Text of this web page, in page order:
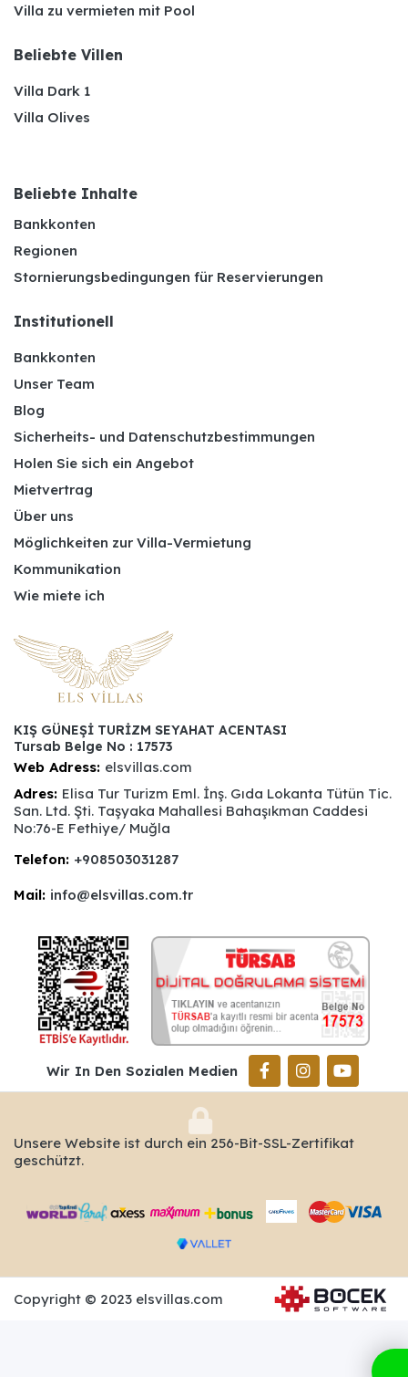
Villa zu vermieten mit Pool
Beliebte Villen
Villa Dark 1
Villa Olives
Beliebte Inhalte
Bankkonten
Regionen
Stornierungsbedingungen für Reservierungen
Institutionell
Bankkonten
Unser Team
Blog
Sicherheits- und Datenschutzbestimmungen
Holen Sie sich ein Angebot
Mietvertrag
Über uns
Möglichkeiten zur Villa-Vermietung
Kommunikation
Wie miete ich
KIŞ GÜNEŞİ TURİZM SEYAHAT ACENTASI
Tursab Belge No : 17573
Web Adress: elsvillas.com
Adres: Elisa Tur Turizm Eml. İnş. Gıda Lokanta Tütün Tic.
San. Ltd. Şti. Taşyaka Mahallesi Bahaşıkman Caddesi
No:76-E Fethiye/ Muğla
Telefon: +908503031287
Mail: info@elsvillas.com.tr
Wir In Den Sozialen Medien
Unsere Website ist durch ein 256-Bit-SSL-Zertifikat
geschützt.
Copyright © 2023 elsvillas.com